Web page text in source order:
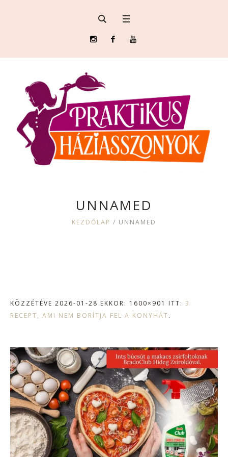
UNNAMED
KEZDŐLAP / UNNAMED
KÖZZÉTÉVE 2026-01-28 EKKOR: 1600×901 ITT: 3
RECEPT, AMI NEM BORÍTJA FEL A KONYHÁT.